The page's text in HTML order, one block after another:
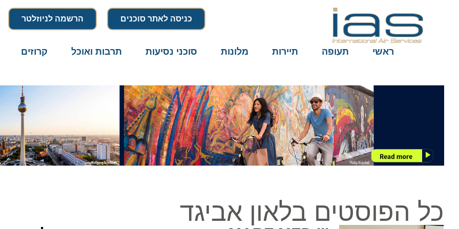
כניסה לאתר סוכנים הרשמה לניוזלטר
ראשי תעופה תיירות מלונות סוכני נסיעות תרבות ואוכל קרוזים
כל הפוסטים בלאון אביגד